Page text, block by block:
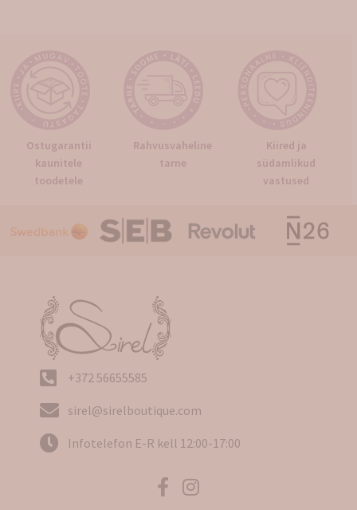
Ostugarantii
kaunitele
toodetele
Rahvusvaheline
tarne
Kiired ja
südamlikud
vastused
+372 56655585
sirel@sirelboutique.com
Infotelefon E-R kell 12:00-17:00